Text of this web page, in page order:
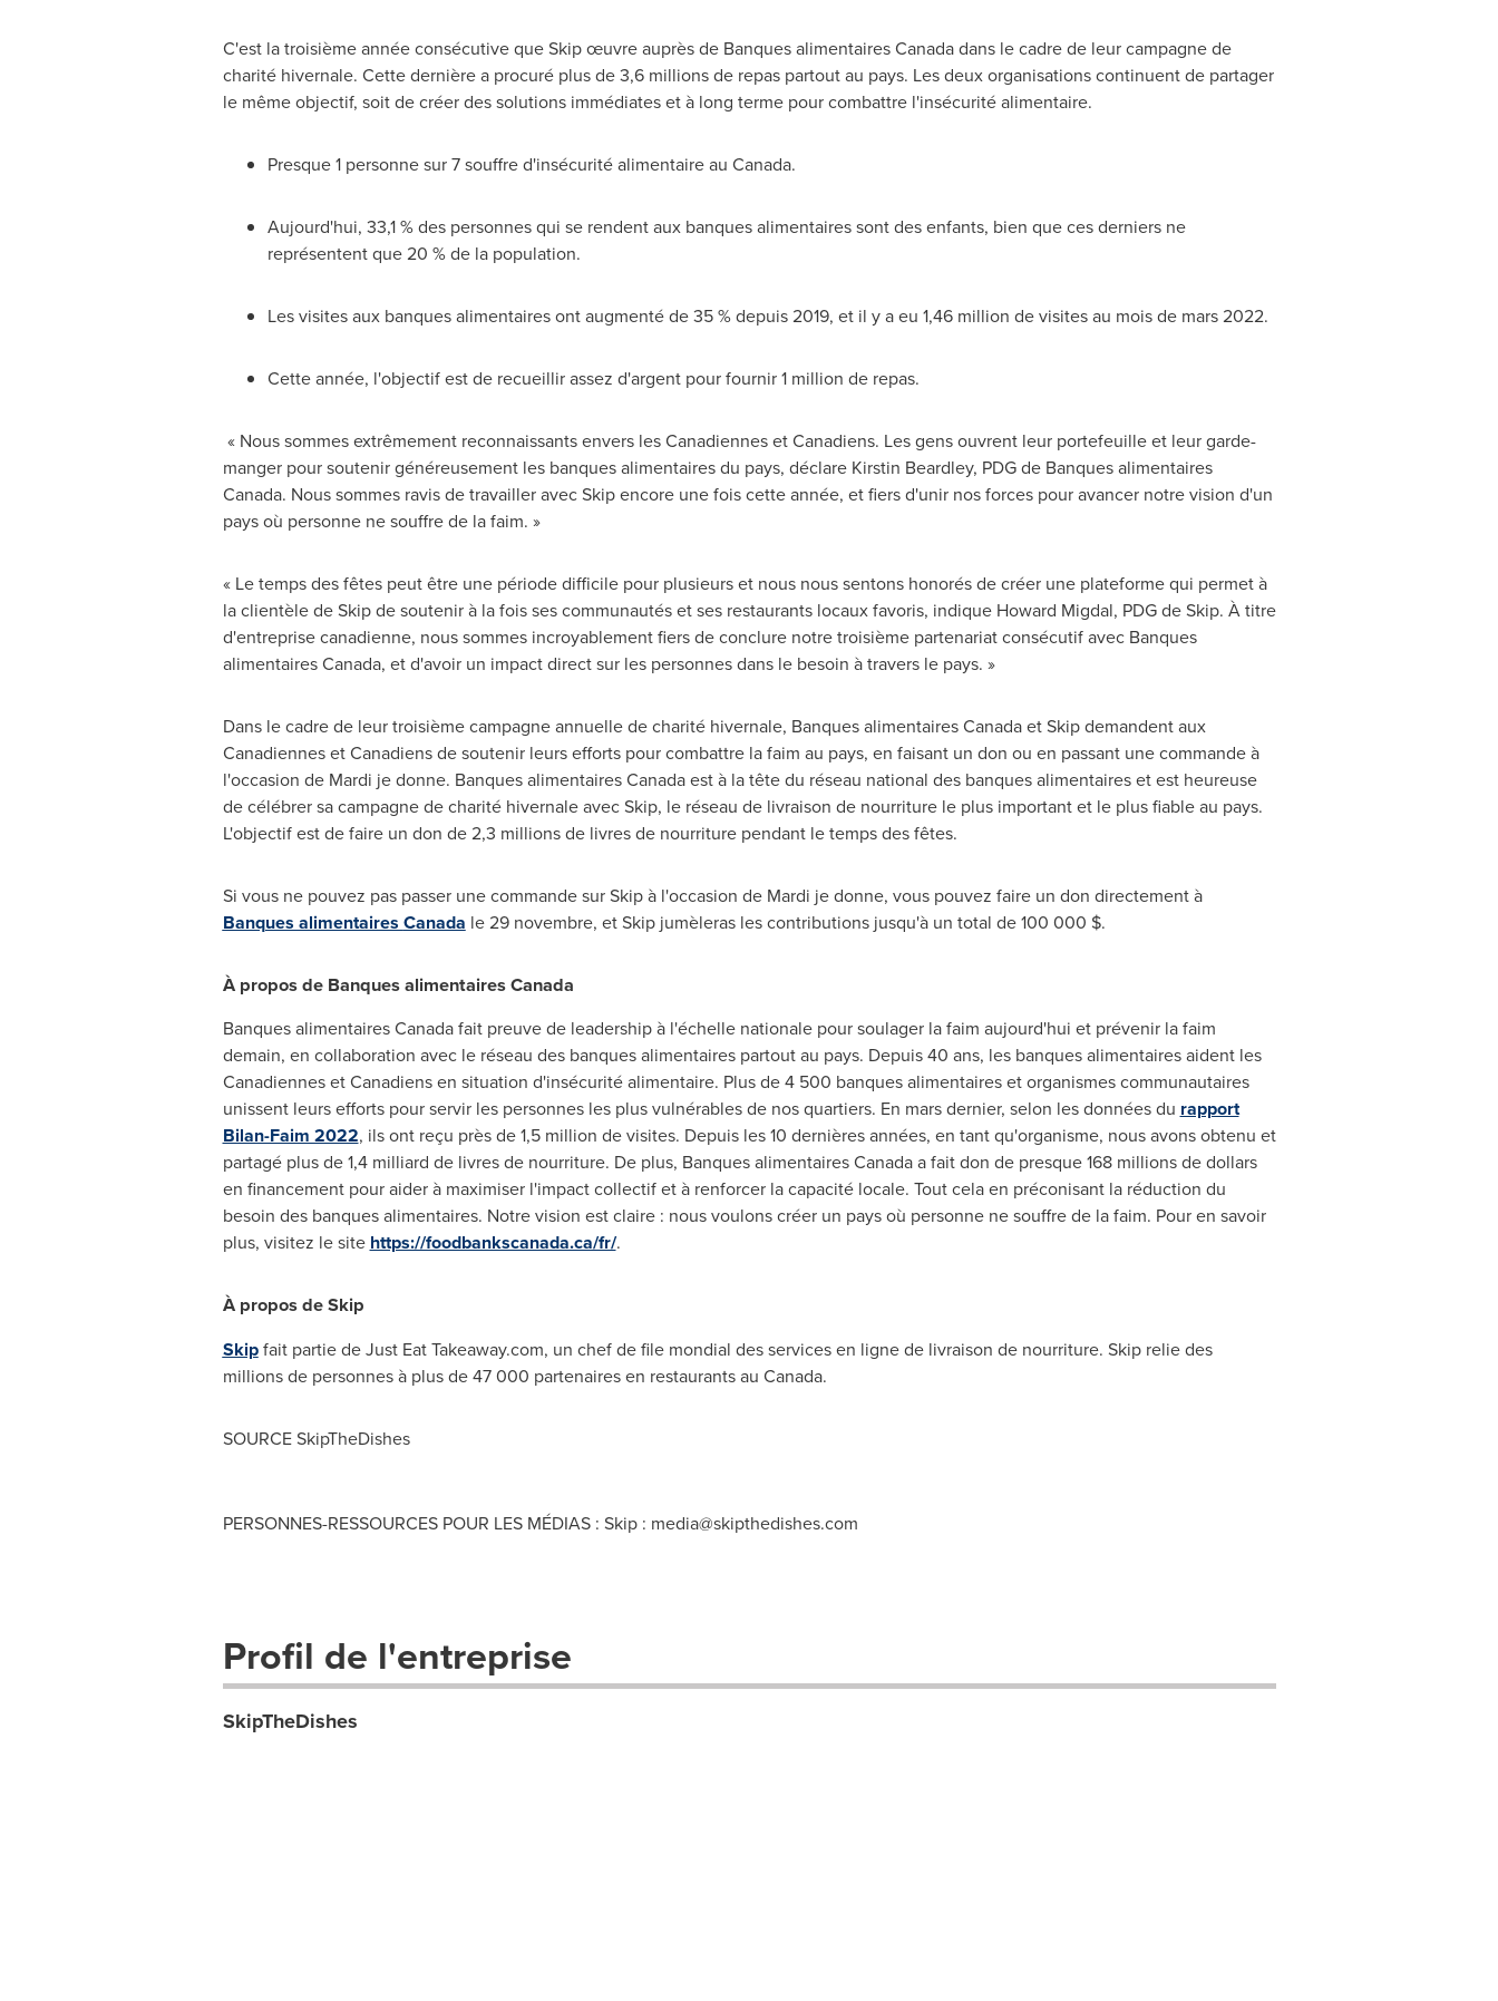
C'est la troisième année consécutive que Skip œuvre auprès de Banques alimentairesCanadadans le cadre de leur campagne de
charité hivernale. Cette dernière a procuré plus de 3,6 millions de repas partout au pays. Les deux organisations continuent de partager
le même objectif, soit de créer des solutions immédiates et à long terme pour combattre l'insécurité alimentaire.
Presque 1 personne sur 7 souffre d'insécurité alimentaire au Canada.
Aujourd'hui, 33,1 % des personnes qui se rendent aux banques alimentaires sont des enfants, bien que ces derniers ne
représentent que 20 % de la population.
Les visites aux banques alimentaires ont augmenté de 35 % depuis2019, etil y a eu 1,46 million de visites au mois de mars 2022.
Cette année, l'objectif est de recueillir assez d'argent pour fournir 1 million de repas.
« Nous sommes extrêmement reconnaissants envers les Canadiennes et Canadiens. Les gens ouvrent leur portefeuille et leur garde-
manger pour soutenir généreusement les banques alimentaires du pays, déclare Kirstin Beardley, PDG de Banques alimentaires
Canada. Nous sommes ravis de travailler avec Skip encore une fois cette année, et fiers d'unir nos forces pour avancer notre vision d'un
pays où personne ne souffre de la faim. »
« Le temps des fêtes peut être une période difficile pour plusieurs et nous nous sentons honorés de créer une plateforme qui permet à
la clientèle deSkip desoutenir à la fois ses communautés et ses restaurants locaux favoris, indique Howard Migdal, PDG de Skip. À titre
d'entreprise canadienne, nous sommes incroyablement fiers de conclure notre troisième partenariat consécutif avec Banques
alimentairesCanada, et d'avoir un impact direct sur les personnes dans le besoin à travers le pays. »
Dans le cadre de leur troisième campagne annuelle de charité hivernale, Banques alimentairesCanadaet Skip demandent aux
Canadiennes et Canadiens de soutenir leurs efforts pour combattre la faim au pays, en faisant un don ou en passant une commande à
l'occasion de Mardi je donne. Banques alimentairesCanadaest à la tête du réseau national des banques alimentaires et est heureuse
de célébrer sa campagne de charité hivernale avec Skip, le réseau de livraison de nourriture le plus important et le plus fiable au pays.
L'objectif est de faire un don de 2,3 millions de livres de nourriture pendant le temps des fêtes.
Si vous ne pouvez pas passer une commande sur Skip à l'occasion de Mardi je donne, vous pouvez faire un don directement à
Banques alimentaires Canada le 29 novembre, et Skip jumèleras les contributions jusqu'à un total de 100 000 $.
À propos de Banques alimentairesCanada
Banques alimentairesCanadafait preuve de leadership à l'échelle nationale pour soulager la faim aujourd'hui et prévenir la faim
demain, en collaboration avec le réseau des banques alimentaires partout au pays. Depuis 40 ans, les banques alimentaires aident les
Canadiennes et Canadiens en situation d'insécurité alimentaire. Plus de 4 500 banques alimentaires et organismes communautaires
unissent leurs efforts pour servir les personnes les plus vulnérables de nos quartiers. En mars dernier, selon les données du rapport
Bilan-Faim 2022, ils ont reçu près de 1,5 million de visites. Depuis les 10 dernières années, en tant qu'organisme, nous avons obtenu et
partagé plus de 1,4 milliard de livres de nourriture. De plus, Banques alimentairesCanadaa fait don de presque 168 millions de dollars
en financement pour aider à maximiser l'impact collectif et à renforcer la capacité locale. Tout cela en préconisant la réduction du
besoin des banques alimentaires. Notre vision est claire : nous voulons créer un pays où personne ne souffre de la faim. Pour en savoir
plus, visitez le site https://foodbankscanada.ca/fr/.
À propos de Skip
Skipfait partie de Just Eat Takeaway.com, un chef de file mondial des services en ligne de livraison de nourriture. Skip relie des
millions de personnes à plus de 47 000 partenaires en restaurants au Canada.
SOURCE SkipTheDishes
PERSONNES-RESSOURCES POUR LES MÉDIAS : Skip : media@skipthedishes.com
Profil de l'entreprise
SkipTheDishes